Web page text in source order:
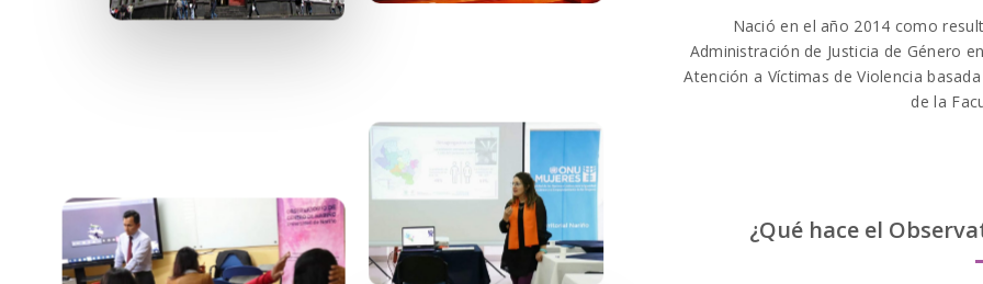
Nació en el año 2014 como
Administración de Justicia de Género
Atención a Víctimas de Violencia
de la
¿Qué hace el